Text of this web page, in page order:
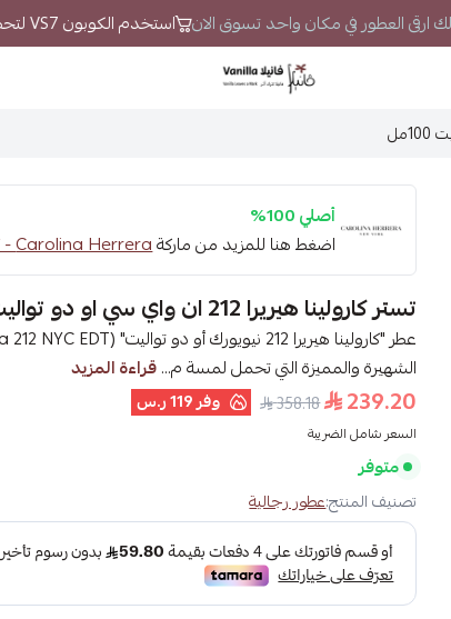
ارقى العطور في مكان واحد تسوق الان استخدم الكوبون VS7 لتحصل على خصم إضافي
فانيلا
أصلي 100%
اضغط هنا للمزيد من ماركةCarolina Herrera - كارولينا هيريرا
تستر كارولينا هيريرا 212 ان واي سي او دو تواليت 100مل
الشهيرة والمميزة التي تحمل لمسة م...قراءة المزيد
239.20
358.18 وفر119 ر.س
السعر شامل الضريبة
متوفر
تصنيف المنتج:عطور رجالية